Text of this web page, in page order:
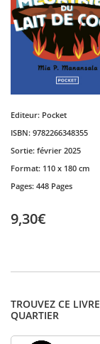
Editeur: Pocket
ISBN: 9782266348355
Sortie: février 2025
Format: 110 x 180 cm
Pages: 448 Pages
9,30€
TROUVEZ CE
QUARTIER